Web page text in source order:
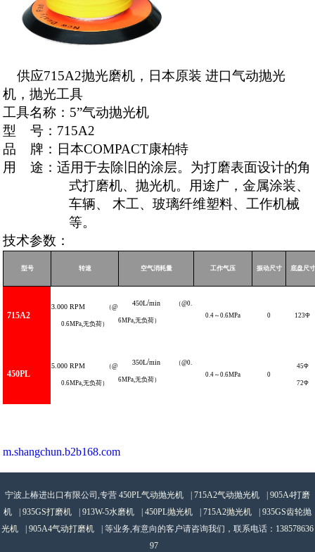
供应715A2抛光磨机，日本原装 进口气动抛光
机，抛光工具
工具名称： 5”气动抛光机
型
号： 715A2
品
牌：日本COMPACT康柏特
用
途：适用于去除旧的涂层。为打磨表面设计的角
式打磨机、抛光机。用途广，金属涂装、
车辆、
木工、玻璃纤维塑料、工作机械
等。
技术参数：
型号 转速 空气消耗量 工作气压 振动尺寸 底盘尺寸
715A2
3.000RPM （@
0.6MPa, 无负荷）
450L/min （@0.
6MPa ,无负荷）
0.4～ 0.6MPa 0 123Φ
450PL
5.000RPM （@
0.6MPa, 无负荷）
350L/min （@0.
6MPa ,无负荷）
0.4～ 0.6MPa 0
45Φ
72Φ
m.shangchun.b2b168.com
宁波上椿进出口有限公司,专营 450PL气动抛光机 | 715A2气动抛光机 | 905A4打磨
机
| 935GS打磨机 | 913W-5水磨机 | 450PL抛光机 | 715A2抛光机 | 935GS齿轮抛
光机
| 905A4气动打磨机 | 等业务,有意向的客户请咨询我们，联系电话： 138578636
97